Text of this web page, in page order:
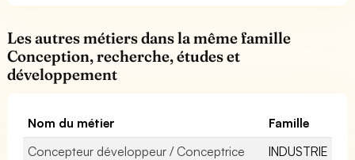
Les autres métiers dans la même famille
Conception, recherche, études et
développement
Nom du métier
Famille
Concepteur développeur / Conceptrice
INDUSTRIE